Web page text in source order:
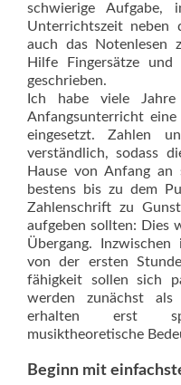
schwierige Aufgabe,
Unterrichtszeit neben
auch das Notenlesen
Hilfe Fingersätze
geschrieben.
Ich habe viele
Anfangsunterricht eine
eingesetzt. Zahlen
verständlich, sodass
Hause von Anfang
bestens bis zu dem
Zahlenschrift zu
aufgeben sollten: Dies
Übergang.
von der ersten
fähigkeit sollen sich
werden zunächst als
erhalten erst
musiktheoretische
Beginn mit